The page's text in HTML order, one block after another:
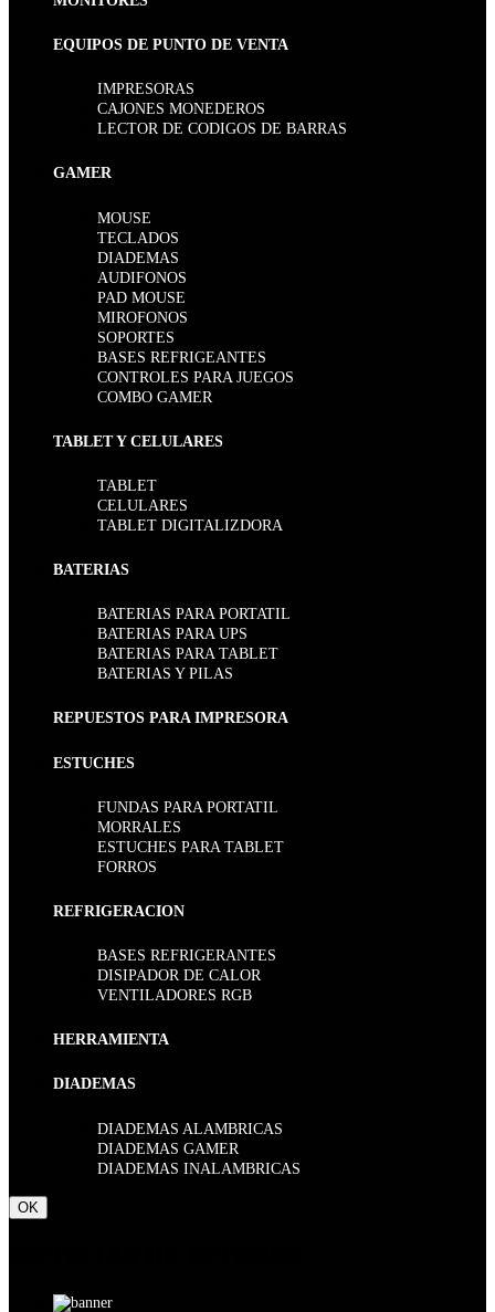
EQUIPOS DE PUNTO DE VENTA
IMPRESORAS
CAJONES MONEDEROS
LECTOR DE CODIGOS DE BARRAS
GAMER
MOUSE
TECLADOS
DIADEMAS
AUDIFONOS
PAD MOUSE
MIROFONOS
SOPORTES
BASES REFRIGEANTES
CONTROLES PARA JUEGOS
COMBO GAMER
TABLET Y CELULARES
TABLET
CELULARES
TABLET DIGITALIZDORA
BATERIAS
BATERIAS PARA PORTATIL
BATERIAS PARA UPS
BATERIAS PARA TABLET
BATERIAS Y PILAS
REPUESTOS PARA IMPRESORA
ESTUCHES
FUNDAS PARA PORTATIL
MORRALES
ESTUCHES PARA TABLET
FORROS
REFRIGERACION
BASES REFRIGERANTES
DISIPADOR DE CALOR
VENTILADORES RGB
HERRAMIENTA
DIADEMAS
DIADEMAS ALAMBRICAS
DIADEMAS GAMER
DIADEMAS INALAMBRICAS
OK